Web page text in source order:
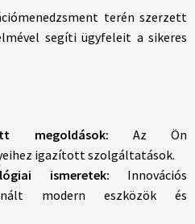
terén szerzett
segíti ügyfeleit a sikeres
megoldások: Az Ön
igazított szolgáltatások.
ismeretek: Innovációs
modern eszközök és